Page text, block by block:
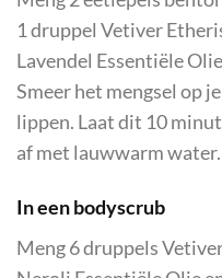
1 druppel Vetiver
Lavendel Essentiële
Smeer het mengsel op
lippen. Laat dit 10
af met lauwwarm water.
In een bodyscrub
Meng 6 druppels